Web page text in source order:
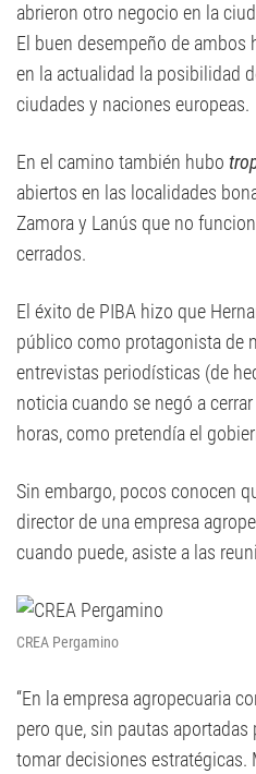
abrieron otro negocio en la
El buen desempeño de
en la actualidad la posibilidad
ciudades y naciones europeas.
En el camino también hubo
abiertos en las localidades
Zamora y Lanús que no
cerrados.
El éxito de PIBA hizo que
público como protagonista de
entrevistas periodísticas (de
noticia cuando se negó a
horas, como pretendía el
Sin embargo, pocos conocen
director de una empresa
cuando puede, asiste a las
CREA Pergamino
“En la empresa agropecuaria
pero que, sin pautas
tomar decisiones estratégicas.